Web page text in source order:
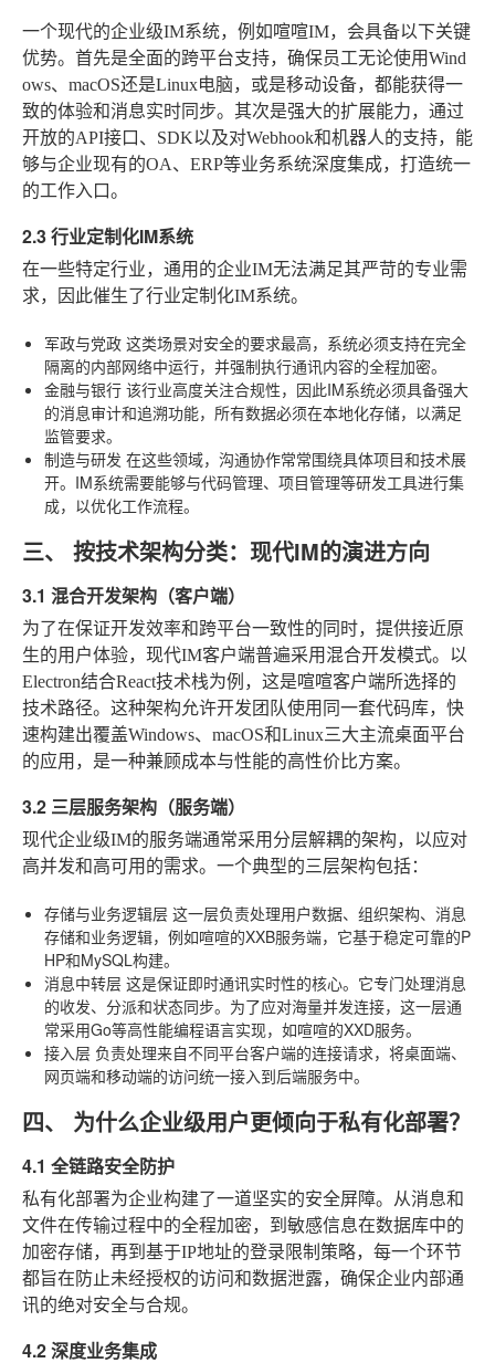
一个现代的企业级IM系统，例如喧喧IM，会具备以下关键
优势。首先是全面的跨平台支持，确保员工无论使用Wind
ows、macOS还是Linux电脑，或是移动设备，都能获得一
致的体验和消息实时同步。其次是强大的扩展能力，通过
开放的API接口、SDK以及对Webhook和机器人的支持，能
够与企业现有的OA、ERP等业务系统深度集成，打造统一
的工作入口。
2.3 行业定制化IM系统
在一些特定行业，通用的企业IM无法满足其严苛的专业需
求，因此催生了行业定制化IM系统。
军政与党政 这类场景对安全的要求最高，系统必须支持在完全
隔离的内部网络中运行，并强制执行通讯内容的全程加密。
金融与银行 该行业高度关注合规性，因此IM系统必须具备强大
的消息审计和追溯功能，所有数据必须在本地化存储，以满足
监管要求。
制造与研发 在这些领域，沟通协作常常围绕具体项目和技术展
开。IM系统需要能够与代码管理、项目管理等研发工具进行集
成，以优化工作流程。
三、 按技术架构分类：现代IM的演进方向
3.1 混合开发架构（客户端）
为了在保证开发效率和跨平台一致性的同时，提供接近原
生的用户体验，现代IM客户端普遍采用混合开发模式。以
Electron结合React技术栈为例，这是喧喧客户端所选择的
技术路径。这种架构允许开发团队使用同一套代码库，快
速构建出覆盖Windows、macOS和Linux三大主流桌面平台
的应用，是一种兼顾成本与性能的高性价比方案。
3.2 三层服务架构（服务端）
现代企业级IM的服务端通常采用分层解耦的架构，以应对
高并发和高可用的需求。一个典型的三层架构包括：
存储与业务逻辑层 这一层负责处理用户数据、组织架构、消息
存储和业务逻辑，例如喧喧的XXB服务端，它基于稳定可靠的P
HP和MySQL构建。
消息中转层 这是保证即时通讯实时性的核心。它专门处理消息
的收发、分派和状态同步。为了应对海量并发连接，这一层通
常采用Go等高性能编程语言实现，如喧喧的XXD服务。
接入层 负责处理来自不同平台客户端的连接请求，将桌面端、
网页端和移动端的访问统一接入到后端服务中。
四、 为什么企业级用户更倾向于私有化部署？
4.1 全链路安全防护
私有化部署为企业构建了一道坚实的安全屏障。从消息和
文件在传输过程中的全程加密，到敏感信息在数据库中的
加密存储，再到基于IP地址的登录限制策略，每一个环节
都旨在防止未经授权的访问和数据泄露，确保企业内部通
讯的绝对安全与合规。
4.2 深度业务集成